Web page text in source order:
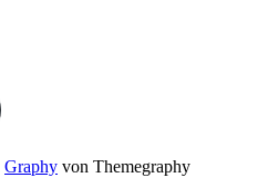
Graphy von Themegraphy